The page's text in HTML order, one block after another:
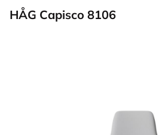
HÅG Capisco 8106